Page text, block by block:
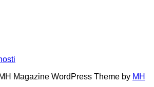
Magazine WordPress Theme by MH